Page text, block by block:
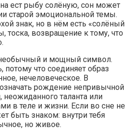
ест рыбу солёную, сон может
старой эмоциональной темы.
знак, но в нём есть «солёный
тоска, возвращение к тому, что
и мощный символ.
потому что соединяет образ
нечеловеческое. В
рождение непривычной
неожиданного таланта или
в теле и жизни. Если во сне не
быть знаком: внутри тебя
но живое.